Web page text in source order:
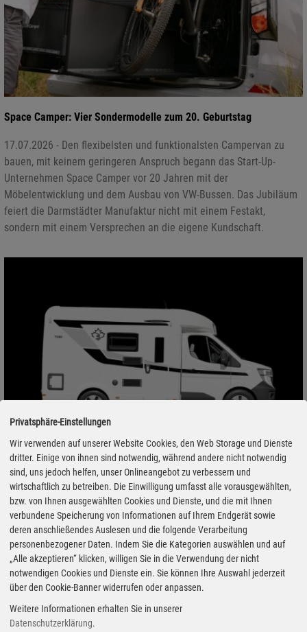
Space Camper: Vier Sondermodelle zum 20. Geburtstag
17.07.2026 - Den flexibelsten und funktionalsten Campervan zu
bauen, mit keinem geringeren Anspruch begann das Start-Up-
Unternehmen Space Camper vor 20 Jahren mit der
Möbelentwicklung und dem Ausbau von VW-Bussen. Das Jubiläum
feiert die Darmstädter Manufaktur nicht mit einem Festakt,
sondern mit einem Versprechen an die eigene Kundschaft.
Ahorn Camp 2026: Kompakt und doch geräumig
14.07.2026 - Die noch junge Marke Ahorn Camp versucht sich an
der Quadratur des Kreises. Mit zwei neuen Modellen, einem
Teilintegrierten und einem Alkovenmobil, sollen drei bis vier
Schlafplätze geboten werden. Bei nur sechs Meter Aufbaulänge.
Ihre Preise wirken günstig, auf den ersten Blick zumindest.
Privatsphäre-Einstellungen
Wir verwenden auf unserer Website Cookies, den Web Storage und Dienste
dritter. Einige von ihnen sind notwendig, während andere nicht notwendig
sind, uns jedoch helfen, unser Onlineangebot zu verbessern und
wirtschaftlich zu betreiben. Die Einwilligung umfasst alle vorausgewählten,
bzw. von Ihnen ausgewählten Cookies und Dienste, und die mit Ihnen
verbundene Speicherung von Informationen auf Ihrem Endgerät sowie
deren anschließendes Auslesen und die folgende Verarbeitung
personenbezogener Daten. Indem Sie die Kategorien auswählen und auf
„Alle akzeptieren“ klicken, willigen Sie in die Verwendung der nicht
notwendigen Cookies und Dienste ein. Sie können Ihre Auswahl jederzeit
über den Cookie-Banner widerrufen oder anpassen.
Weitere Informationen erhalten Sie in unserer
Datenschutzerklärung.